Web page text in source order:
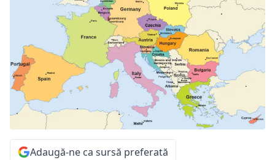
Adaugă-ne ca sursă preferată